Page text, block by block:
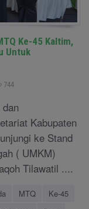
Ke-45 Kaltim,
Untuk
744
Kabupaten
ke Stand
( UMKM)
Tilawatil ....
MTQ
Ke-45